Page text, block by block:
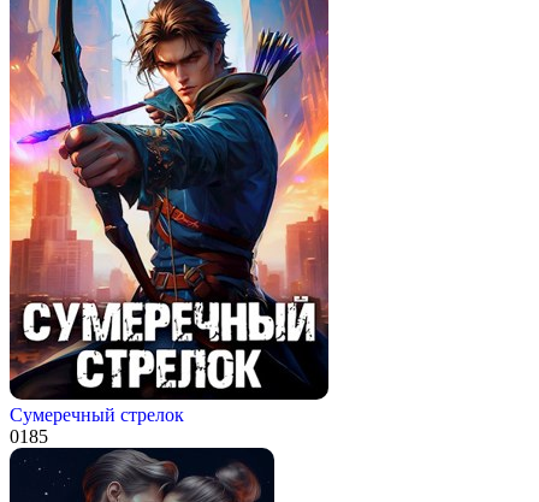
Сумеречный стрелок
0185